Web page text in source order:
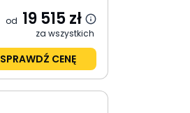
od 19 515 zł
za wszystkich
SPRAWDŹ CENĘ